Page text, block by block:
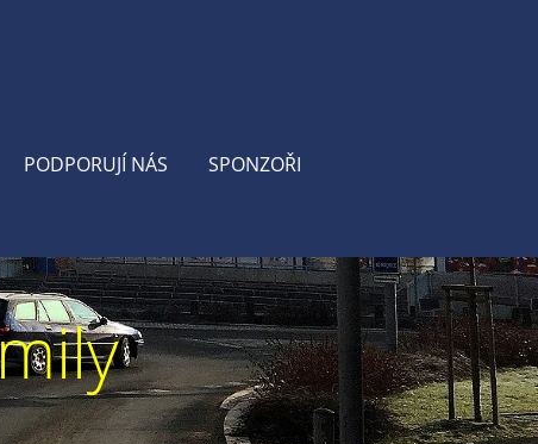
PODPORUJÍ NÁS SPONZOŘI